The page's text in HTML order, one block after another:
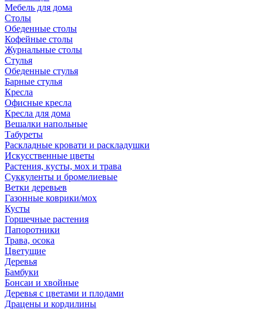
Мебель для дома
Столы
Обеденные столы
Кофейные столы
Журнальные столы
Стулья
Обеденные стулья
Барные стулья
Кресла
Офисные кресла
Кресла для дома
Вешалки напольные
Табуреты
Раскладные кровати и раскладушки
Искусственные цветы
Растения, кусты, мох и трава
Суккуленты и бромелиевые
Ветки деревьев
Газонные коврики/мох
Кусты
Горшечные растения
Папоротники
Трава, осока
Цветущие
Деревья
Бамбуки
Бонсаи и хвойные
Деревья с цветами и плодами
Драцены и кордилины